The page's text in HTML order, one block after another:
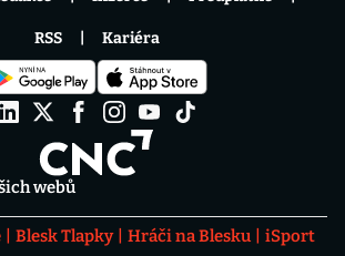
webů
Blesk Tlapky Hráči na Blesku
iSport
RSS Kariéra